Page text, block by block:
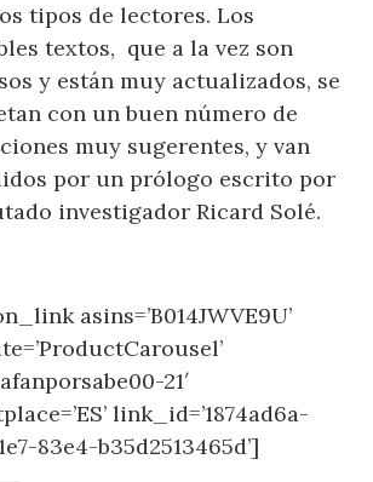
tipos de lectores. Los
textos, que a la vez son
y están muy actualizados, se
con un buen número de
muy sugerentes, y van
por un prólogo escrito por
investigador Ricard Solé.
asins=’B014JWVE9U’
21′
link_id=’1874ad6a-
83e4-b35d2513465d’]